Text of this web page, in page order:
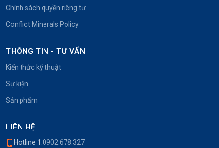
Chính sách quyền riêng tư
Conflict Minerals Policy
THÔNG TIN - TƯ VẤN
Kiến thức kỹ thuật
Sự kiện
Sản phẩm
LIÊN HỆ
Hotline 1:0902.678.327